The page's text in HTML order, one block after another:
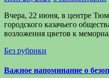
Вчера, 22 июня, в центре
городского казачьего
возложения цветов к
Без рубрики
Важное напоминание о